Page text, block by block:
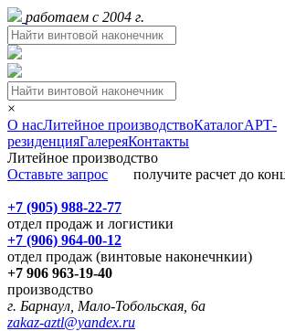
работаем с 2004 г.
×
О насЛитейное производствоКаталогАРТ-
резиденцияГалереяКонтакты
Литейное производство
Оставьте запрос получите расчет до
+7 (905) 988-22-77
отдел продаж и логистики
+7 (906) 964-00-12
отдел продаж (винтовые наконечнкии)
+7 906 963-19-40
производство
г. Барнаул, Мало-Тобольская, 6а
zakaz-aztl@yandex.ru